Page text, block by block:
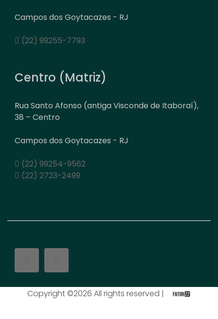
Campos dos Goytacazes - RJ
(22) 99255-7793
Centro (Matriz)
Rua Santo Afonso (antiga Visconde de Itaboraí),
38 – Centro
Campos dos Goytacazes - RJ
(22) 99254-9562
(22) 2723-2499
Copyright ©2026 All rights reserved |